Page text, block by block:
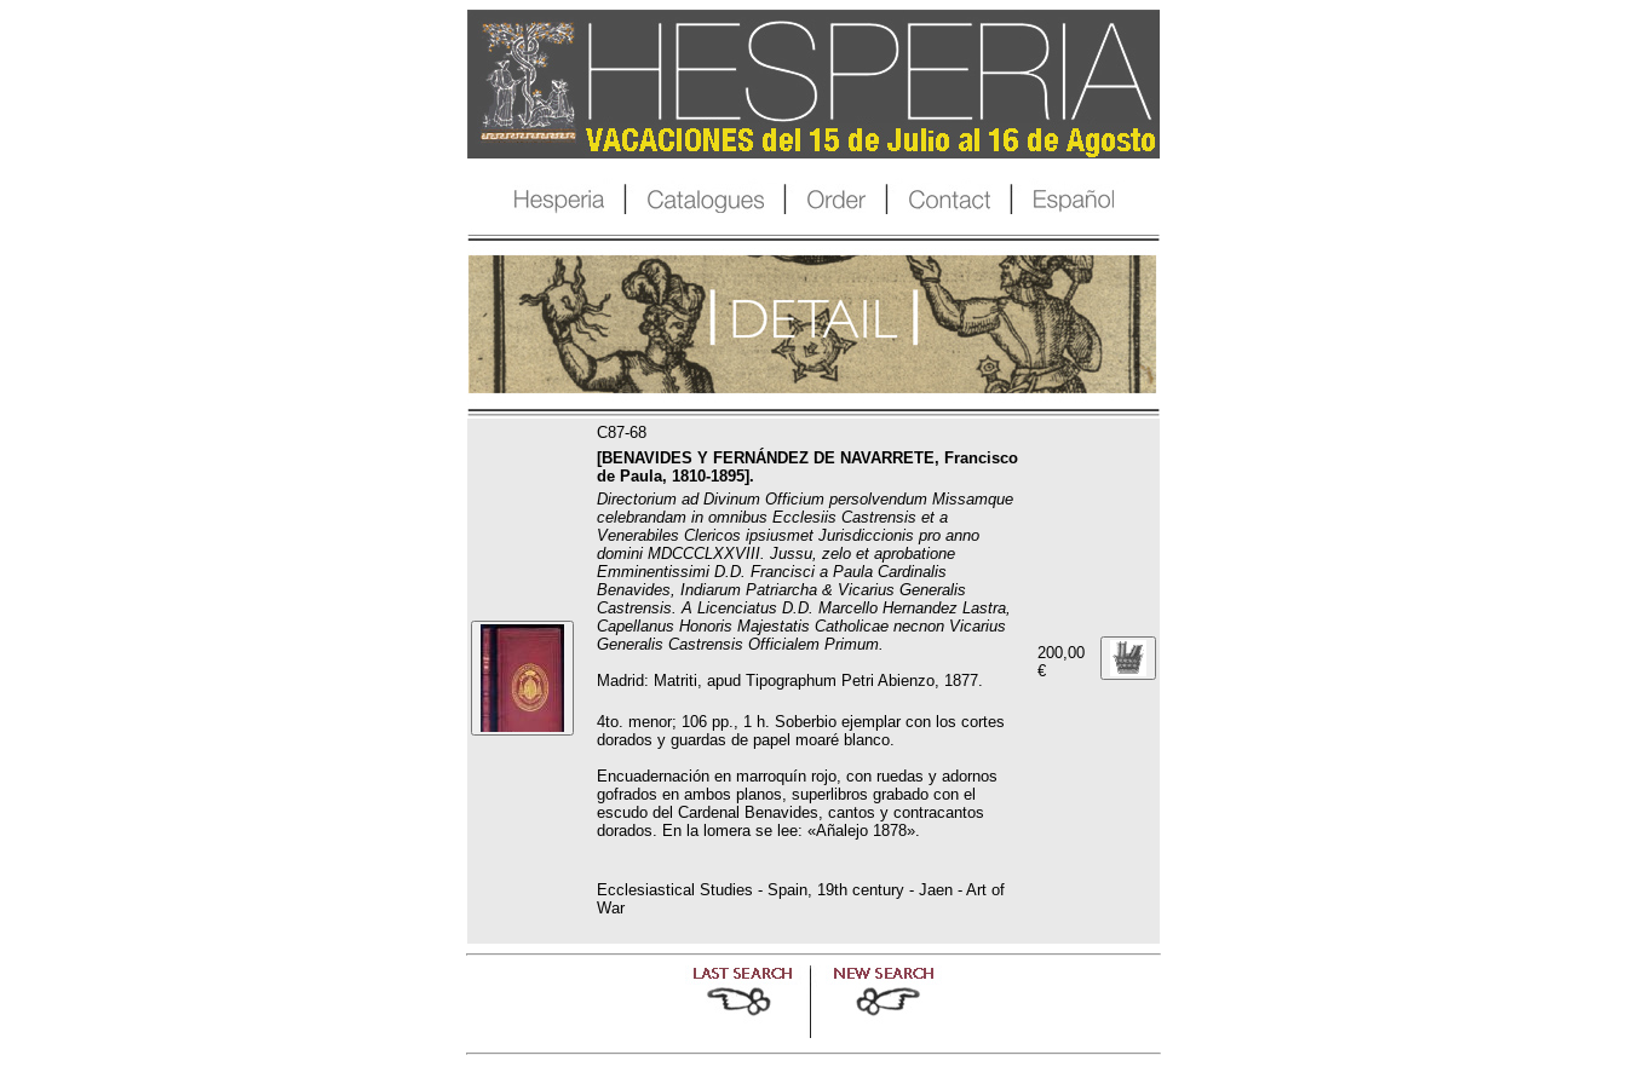
C87-68
[BENAVIDES Y FERNÁNDEZ DE NAVARRETE, Francisco
de Paula, 1810-1895].
200,00
€
Directorium ad Divinum Officium persolvendum Missamque
celebrandam in omnibus Ecclesiis Castrensis et a
Venerabiles Clericos ipsiusmet Jurisdiccionis pro anno
domini MDCCCLXXVIII. Jussu, zelo et aprobatione
Emminentissimi D.D. Francisci a Paula Cardinalis
Benavides, Indiarum Patriarcha & Vicarius Generalis
Castrensis. A Licenciatus D.D. Marcello Hernandez Lastra,
Capellanus Honoris Majestatis Catholicae necnon Vicarius
Generalis Castrensis Officialem Primum.
Madrid: Matriti, apud Tipographum Petri Abienzo, 1877.
4to. menor; 106 pp., 1 h. Soberbio ejemplar con los cortes
dorados y guardas de papel moaré blanco.
Encuadernación en marroquín rojo, con ruedas y adornos
gofrados en ambos planos, superlibros grabado con el
escudo del Cardenal Benavides, cantos y contracantos
dorados. En la lomera se lee: «Añalejo 1878».
Ecclesiastical Studies - Spain, 19th century - Jaen - Art of
War